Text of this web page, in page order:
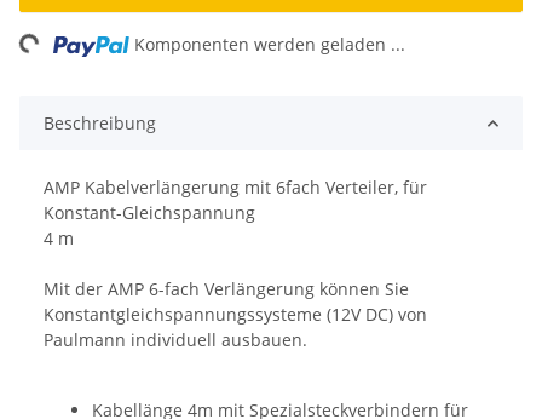
Komponenten werden geladen ...
Beschreibung
AMP Kabelverlängerung mit 6fach Verteiler, für
Konstant-Gleichspannung
4 m
Mit der AMP 6-fach Verlängerung können Sie
Konstantgleichspannungssysteme (12V DC) von
Paulmann individuell ausbauen.
Kabellänge 4m mit Spezialsteckverbindern für